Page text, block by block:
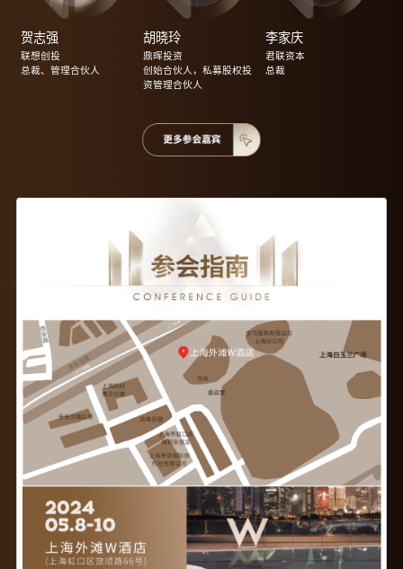
贺志强
联想创投
总裁、管理合伙人
胡晓玲
鼎晖投资
创始合伙人，私募股权投
资管理合伙人
李家庆
君联资本
总裁